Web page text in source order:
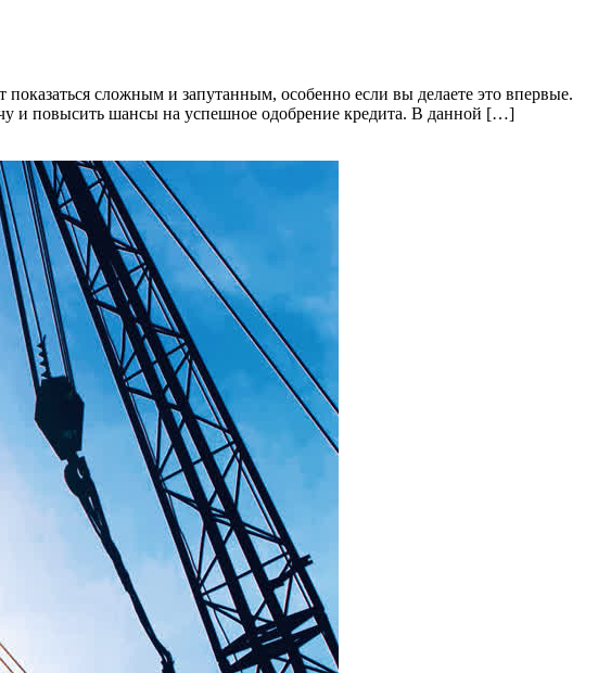
сложным и запутанным, особенно если вы делаете это впервые.
и повысить шансы на успешное одобрение кредита. В данной […]